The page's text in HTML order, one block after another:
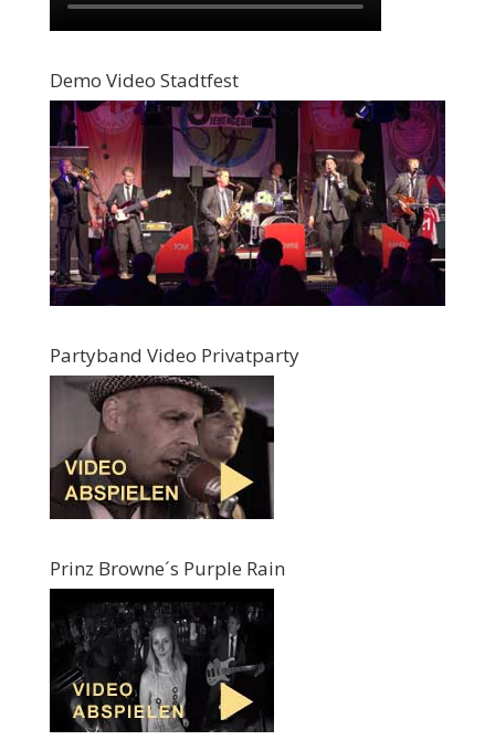
Demo Video Stadtfest
Partyband Video Privatparty
Prinz Browne´s Purple Rain